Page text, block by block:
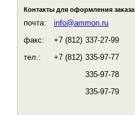
Контакты для оформления заказа
почта:
info@ammon.ru
факс:
+7 (812) 337-27-99
тел.:
+7 (812) 335-97-77
335-97-78
335-97-79